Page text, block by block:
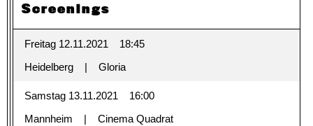
Screenings
Freitag 12.11.2021
18:45
Heidelberg
Gloria
Samstag 13.11.2021
16:00
Mannheim
Cinema Quadrat